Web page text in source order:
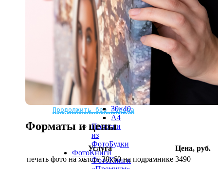
Не нашли Ваш город?
Мы доставляем по всему миру
Продолжить без города
А4
Фото
в
рамке
10х10
10×15
13×18
15×15
15×20
20×20
20×30
30×30
30×40
A4
Полоски
из
ФотоБудки
ФотоКниги
ФотоКниги
Форматы и цены
Услуга
Цена, руб.
печать фото на холсте 30х60 на подрамнике 3490